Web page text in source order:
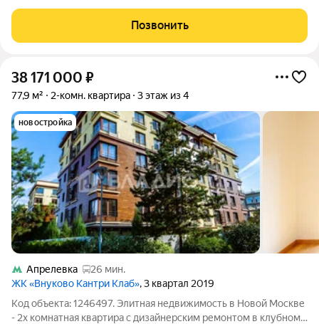
кв.м.) в современном ЖК «Западная Долина». Почему стоит
выбрать этот вариант: Готова
Позвонить
38 171 000 ₽
77,9 м² 2-комн. квартира 3 этаж из 4
новостройка
Апрелевка
26 мин.
ЖК «Внуково Кантри Клаб», 3 квартал 2019
Код объекта: 1246497. Элитная недвижимость в Новой Москве
- 2х комнатная квартира с дизайнерским ремонтом в клубном